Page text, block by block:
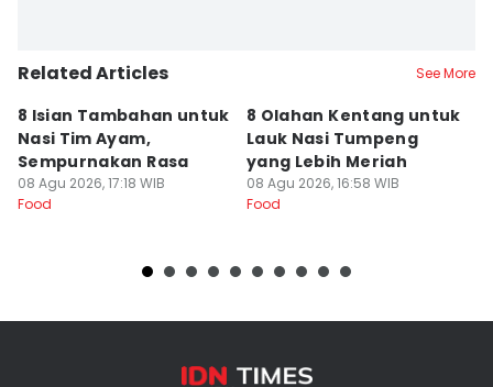
Related Articles See More
8 Isian Tambahan untuk
Nasi Tim Ayam,
Sempurnakan Rasa
08 Agu 2026, 17:18 WIB
Food
8 Olahan Kentang untuk
Lauk Nasi Tumpeng
yang Lebih Meriah
08 Agu 2026, 16:58 WIB
Food